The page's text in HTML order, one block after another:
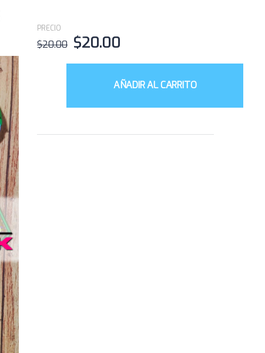
PRECIO
$20.00 $20.00
AÑADIR AL CARRITO